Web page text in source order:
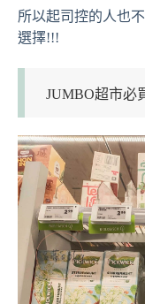
所以起司控的人也
選擇!!!
JUMBO超市必